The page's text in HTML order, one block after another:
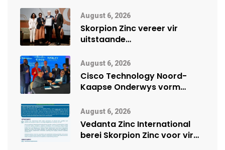
August 6, 2026
Skorpion Zinc vereer vir
uitstaande
Namibië Mynbou Ekspo
August 6, 2026
Cisco Technology Noord-
Kaapse Onderwys vorm
vennootskap
August 6, 2026
Vedanta Zinc International
berei Skorpion Zinc voor vir